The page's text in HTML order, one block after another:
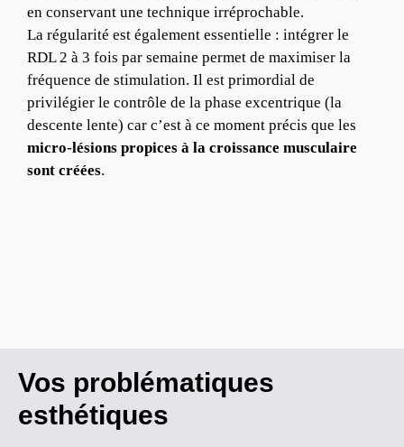
en conservant une technique irréprochable.
La régularité est également essentielle : intégrer le
RDL 2 à 3 fois par semaine permet de maximiser la
fréquence de stimulation. Il est primordial de
privilégier le contrôle de la phase excentrique (la
descente lente) car c’est à ce moment précis que les
micro-lésions propices à la croissance musculaire
sont créées.
Vos problématiques
esthétiques